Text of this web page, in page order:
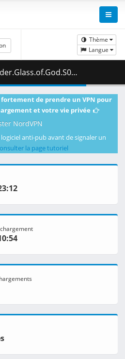
Thème
Langue
NanDesuKa.mkv.001 ( 385.33 MB )
fortement de prendre un VPN pour
et votre vie privée
NordVPN
anti-pub avant de signaler un
la page tutoriel